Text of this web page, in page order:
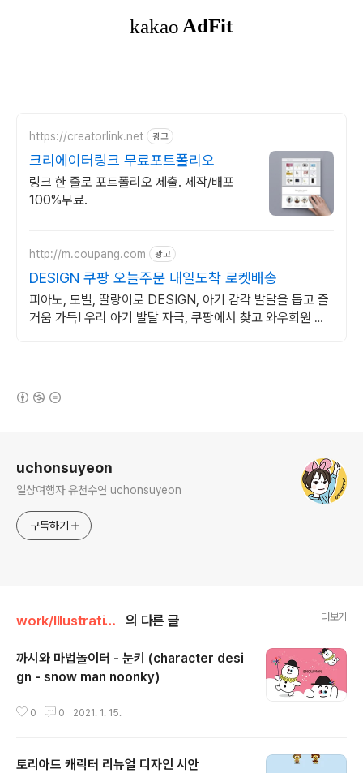
https://creatorlink.net 광고
크리에이터링크 무료포트폴리오
링크 한 줄로 포트폴리오 제출. 제작/배포
100%무료.
http://m.coupang.com 광고
DESIGN 쿠팡 오늘주문 내일도착 로켓배송
피아노, 모빌, 딸랑이로 DESIGN, 아기 감각 발달을 돕고 즐
거움 가득! 우리 아기 발달 자극, 쿠팡에서 찾고 와우회원 무
uchonsuyeon
일상여행자 유천수연 uchonsuyeon
구독하기
work/Illustration &Character 의 다른 글 더보기
까시와 마법놀이터 - 눈키 (character desi
gn - snow man noonky)
0 0 2021. 1. 15.
토리아드 캐릭터 리뉴얼 디자인 시안